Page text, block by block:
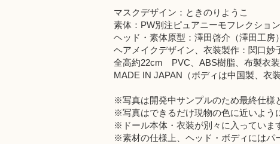
マスクデザイン：ときのりようこ
素体：PW別注ピュアニーモフレクショ
ヘッド・素体原型：澤田啓介（澤田工房）
ヘアメイクデザイン、衣装製作：関口妙
全高約22cm PVC、ABS樹脂、布製衣装
MADE IN JAPAN（ボディは中国製、衣
※写真は開発中サンプルのため最終仕様
※写真はできるだけ現物の色に近いよう
※ドール本体・衣装が別々に入っていま
※素材の仕様上、ヘッド・ボディにはパ